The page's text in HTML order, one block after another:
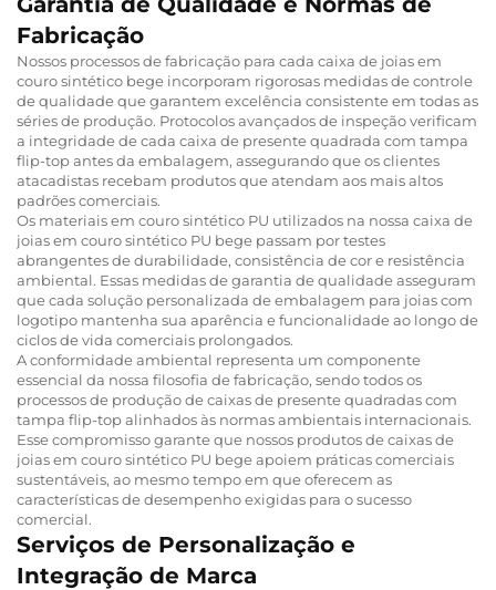
Fabricação
Nossos processos de fabricação para cada caixa de joias em
couro sintético bege incorporam rigorosas medidas de controle
de qualidade que garantem excelência consistente em todas as
séries de produção. Protocolos avançados de inspeção verificam
a integridade de cada caixa de presente quadrada com tampa
flip-top antes da embalagem, assegurando que os clientes
atacadistas recebam produtos que atendam aos mais altos
padrões comerciais.
Os materiais em couro sintético PU utilizados na nossa caixa de
joias em couro sintético PU bege passam por testes
abrangentes de durabilidade, consistência de cor e resistência
ambiental. Essas medidas de garantia de qualidade asseguram
que cada solução personalizada de embalagem para joias com
logotipo mantenha sua aparência e funcionalidade ao longo de
ciclos de vida comerciais prolongados.
A conformidade ambiental representa um componente
essencial da nossa filosofia de fabricação, sendo todos os
processos de produção de caixas de presente quadradas com
tampa flip-top alinhados às normas ambientais internacionais.
Esse compromisso garante que nossos produtos de caixas de
joias em couro sintético PU bege apoiem práticas comerciais
sustentáveis, ao mesmo tempo em que oferecem as
características de desempenho exigidas para o sucesso
comercial.
Serviços de Personalização e
Integração de Marca